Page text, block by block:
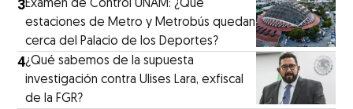
3Examen de Control UNAM: ¿Qué
estaciones de Metro y Metrobús quedan
cerca del Palacio de los Deportes?
4¿Qué sabemos de la supuesta
investigación contra Ulises Lara, exfiscal
de la FGR?